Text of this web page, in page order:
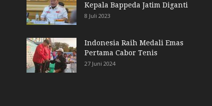
Kepala Bappeda Jatim Diganti
8 Juli 2023
Indonesia Raih Medali Emas
Pertama Cabor Tenis
27 Juni 2024